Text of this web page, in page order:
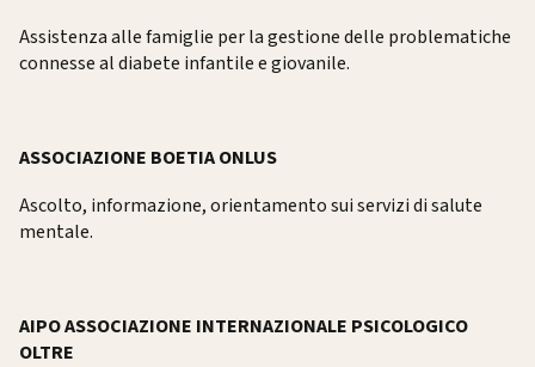
Assistenza alle famiglie per la gestione delle problematiche
connesse al diabete infantile e giovanile.
ASSOCIAZIONE BOETIA ONLUS
Ascolto, informazione, orientamento sui servizi di salute
mentale.
AIPO ASSOCIAZIONE INTERNAZIONALE PSICOLOGICO
OLTRE